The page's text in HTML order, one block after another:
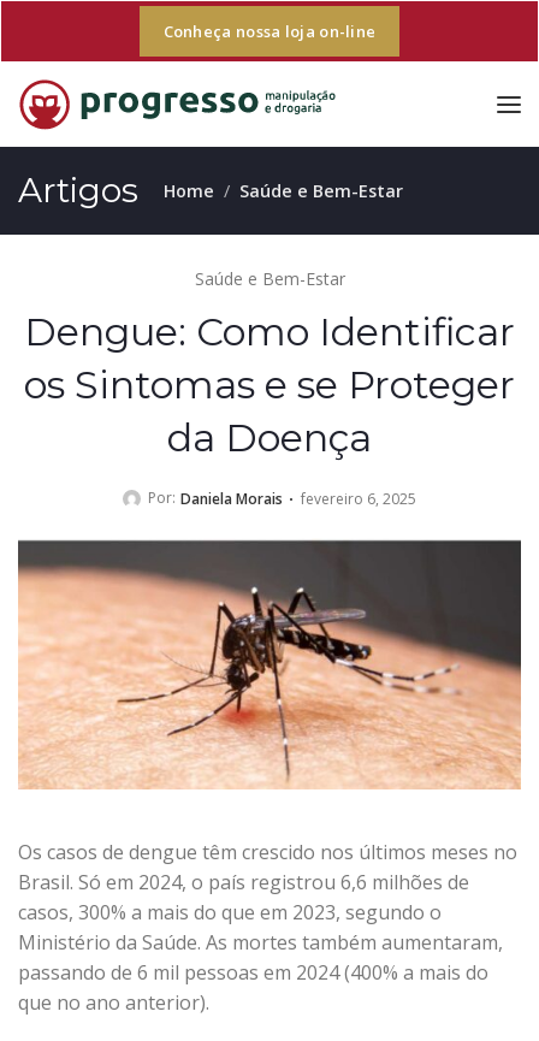
Conheça nossa loja on-line
Artigos Home Saúde e Bem-Estar
Saúde e Bem-Estar
Dengue: Como Identificar
os Sintomas e se Proteger
da Doença
Por: Daniela Morais fevereiro 6, 2025
Os casos de dengue têm crescido nos últimos meses no
Brasil. Só em 2024, o país registrou 6,6 milhões de
casos, 300% a mais do que em 2023, segundo o
Ministério da Saúde. As mortes também aumentaram,
passando de 6 mil pessoas em 2024 (400% a mais do
que no ano anterior).